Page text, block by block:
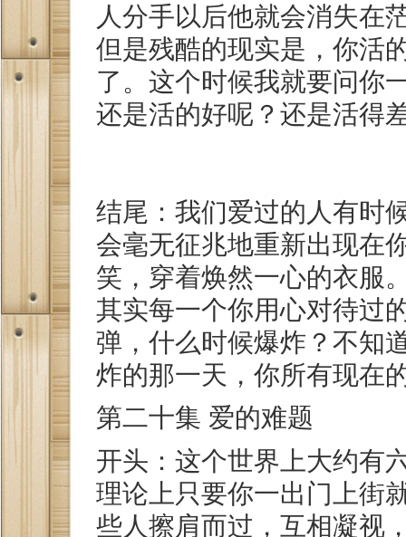
人分手以后他就会消失在
但是残酷的现实是，你活
了。这个时候我就要问你
还是活的好呢？还是活得
结尾：我们爱过的人有时
会毫无征兆地重新出现在
笑，穿着焕然一心的衣服
其实每一个你用心对待过
弹，什么时候爆炸？不知
炸的那一天，你所有现在
第二十集 爱的难题
开头：这个世界上大约有
理论上只要你一出门上街
些人擦肩而过，互相凝视